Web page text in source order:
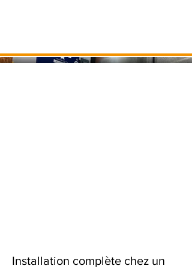
Installation complète chez un